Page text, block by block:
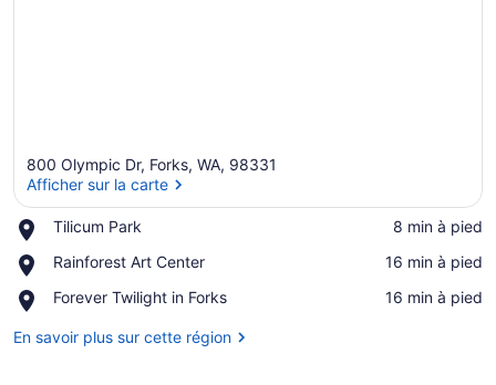
800 Olympic Dr, Forks, WA, 98331
Afficher sur la carte
Tilicum Park
Place,
Park
‪8 min à pied‬
Rainforest Art Center
Place,
Art
‪16 min à pied‬
Forever Twilight in Forks
Place,
Twilight
‪16 min à pied‬
En savoir plus sur cette région